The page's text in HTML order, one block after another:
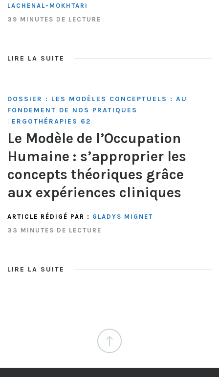
LACHENAL-MOKHTARI
39 MINUTES DE LECTURE
LIRE LA SUITE
DOSSIER : LES MODÈLES CONCEPTUELS : AU
FONDEMENT DE NOS PRATIQUES
| ERGOTHÉRAPIES 62
Le Modèle de l’Occupation
Humaine : s’approprier les
concepts théoriques grâce
aux expériences cliniques
ARTICLE RÉDIGÉ PAR : GLADYS MIGNET
33 MINUTES DE LECTURE
LIRE LA SUITE